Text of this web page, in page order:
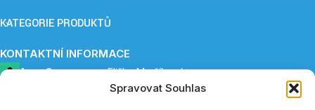
Spravovat Souhlas
KATEGORIE PRODUKTŮ
KONTAKTNÍ INFORMACE
ApnoCare s. r. o.,Eliška Maršíková
Provozovna: Záboří 84, 277 41 Kly